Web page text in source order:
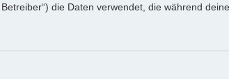
die Daten verwendet, die während